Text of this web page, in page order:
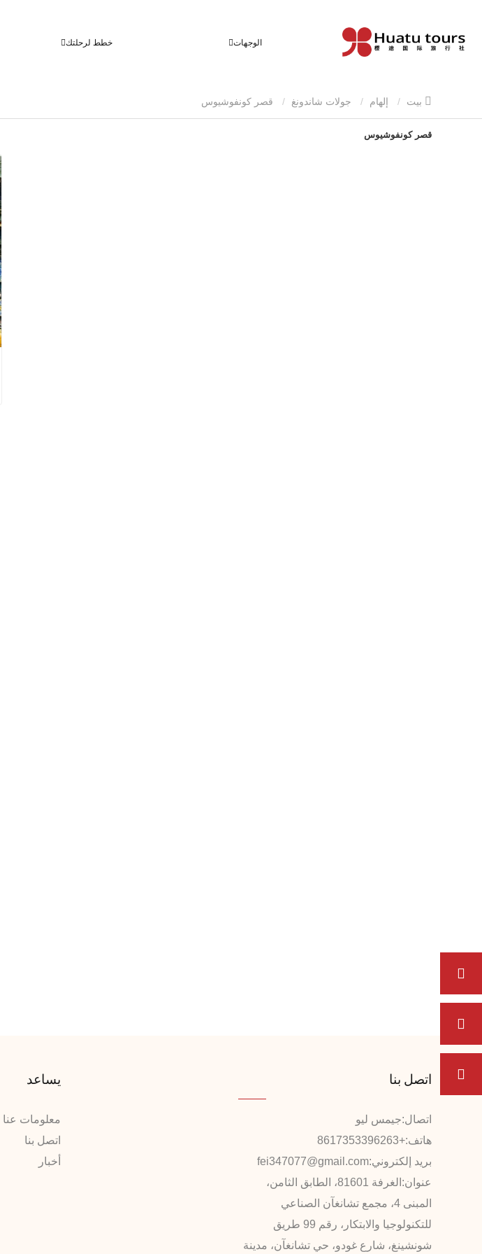
الوجهات خطط لرحلتك
إلهام جولات شاندونغ
قصر كونفوشيوس
يساعد
معلومات عنا
اتصل بنا
أخبار
اتصل بنا
اتصال:جيمس ليو
هاتف:+8617353396263
بريد إلكتروني:fei347077@gmail.com
عنوان:
الغرفة 81601، الطابق الثامن،
المبنى 4، مجمع تشانغآن الصناعي
للتكنولوجيا والابتكار، رقم 99 طريق
شونشينغ، شارع غودو، حي تشانغآن، مدينة